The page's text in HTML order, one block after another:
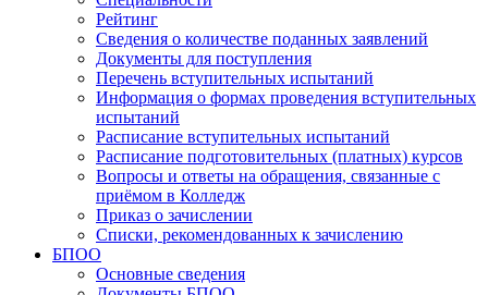
Рейтинг
Сведения о количестве поданных заявлений
Документы для поступления
Перечень вступительных испытаний
Информация о формах проведения вступительных
испытаний
Расписание вступительных испытаний
Расписание подготовительных (платных) курсов
Вопросы и ответы на обращения, связанные с
приёмом в Колледж
Приказ о зачислении
Списки, рекомендованных к зачислению
БПОО
Основные сведения